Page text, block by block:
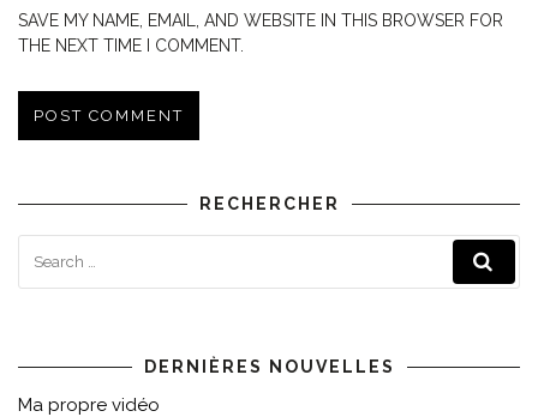
SAVE MY NAME, EMAIL, AND WEBSITE IN THIS BROWSER FOR
THE NEXT TIME I COMMENT.
RECHERCHER
DERNIÈRES NOUVELLES
Ma propre vidéo